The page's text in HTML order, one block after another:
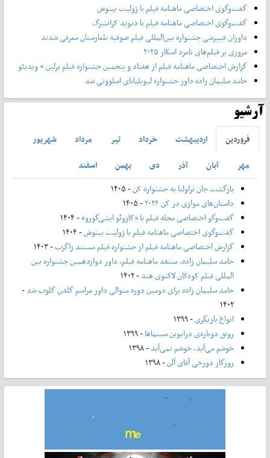
گفت‌وگوی اختصاصی ماهنامه فیلم با ژولیت بینوش
گفت‌وگوی اختصاصی ماهنامه فیلم با دیوید کراننبرگ
داوران فیپرشی جشنواره بین‌المللی فیلم صوفیه بلغارستان معرفی شدند
مروری بر فیلم‌های نامزد اسکار ۲۰۲۵
گزارش اختصاصی ماهنامه فیلم از هفتاد و پنجمین جشنواره فیلم برلین + ویدیئو
حامد سلیمان زاده داور جشنواره لیوبلیانای اسلوونی شد
آرشیو
فروردين ارديبهشت خرداد تير مرداد
شهريور
مهر
آبان آذر دی بهمن
اسفند
بازگشت جان تراولتا به جشنواره کن- ۱۴۰۵
داستان‌های موازی در کن ۲۰۲۶
- ۱۴۰۵
گفت‌وگو اختصاصی مجله فیلم با «کازوئو ایشی‌گورو»- ۱۴۰۴
گفت‌وگوی اختصاصی ماهنامه فیلم با ژولیت بینوش- ۱۴۰۴
گزارش اختصاصی ماهنامه فیلم از جشنواره فیلم مستند زاگرب- ۱۴۰۳
حامد سلیمان زاده، منتقد ماهنامه فیلم، داور دوازدهمین جشنواره بین
المللی فیلم کودکان لاکنوی هند- ۱۴۰۲
حامد سلیمان زاده برای دومین دوره متوالی داور مراسم گلدن گلوب شد-
۱۴۰۲
انواع بازیگری- ۱۳۹۹
رونق دوباره‌ی درایوین سینماها- ۱۳۹۹
خوشم می‌آید، خوشم نمی‌آید- ۱۳۹۸
روزگار دوزخی آقای آلن- ۱۳۹۸